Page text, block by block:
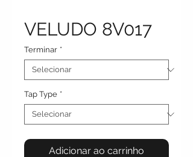
VELUDO 8V017
Terminar *
Tap Type *
Adicionar ao carrinho